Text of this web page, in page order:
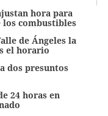
hora para
los combustibles
de Ángeles la
el horario
dos presuntos
24 horas en